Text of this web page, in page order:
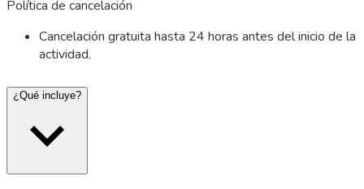
Política de cancelación
Cancelación gratuita hasta 24 horas antes del inicio de la
actividad.
¿Qué incluye?